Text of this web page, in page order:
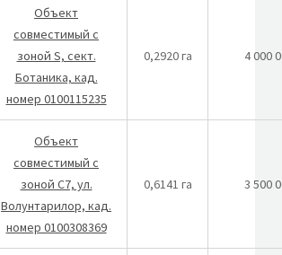
Объект
совместимый с
зоной S, сект.
Ботаника, кад.
номер 0100115235
0,2920 га 4 000
Объект
совместимый с
зоной C7, ул.
Волунтарилор, кад.
номер 0100308369
0,6141 га 3 500